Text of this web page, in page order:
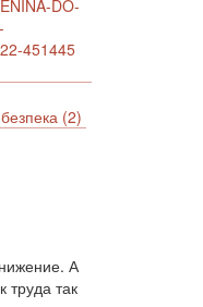
DO-
451445
(2)
(1557)
(1682)
А
труда так